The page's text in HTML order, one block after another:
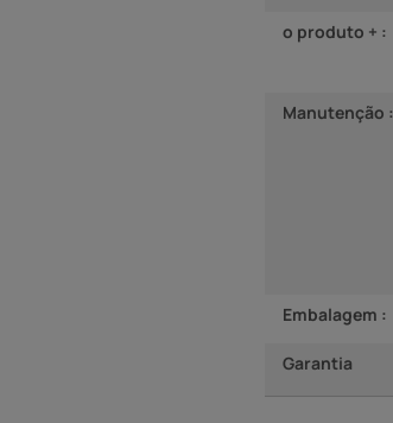
o produto + :
Manutenção :
Embalagem :
Garantia